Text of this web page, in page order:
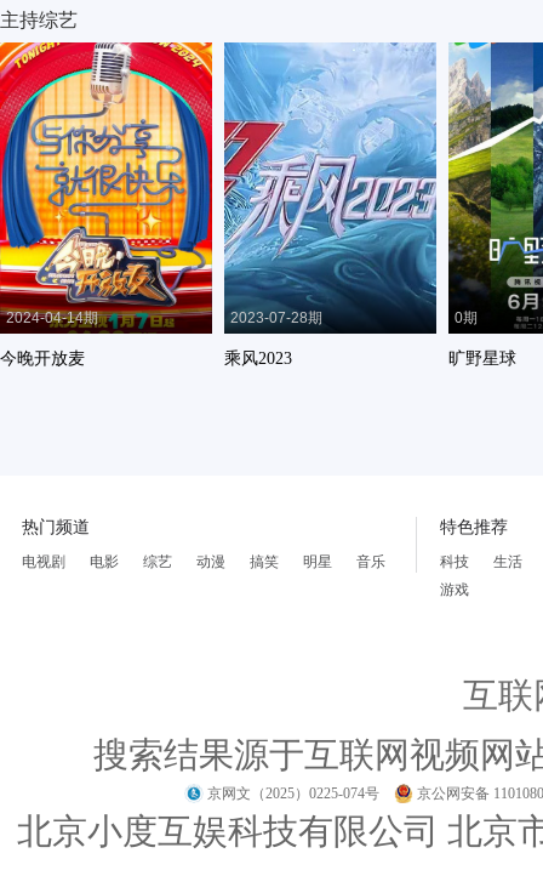
主持综艺
2024-04-14期
今晚开放麦
2023-07-28期
乘风2023
0期
旷野星球
热门频道
电视剧 电影 综艺 动漫 搞笑 明星 音乐
特色推荐
科技
生活
游戏
互联
搜索结果源于互联网视频网
京网文（2025）0225-074号 京公网安备
北京小度互娱科技有限公司 北京